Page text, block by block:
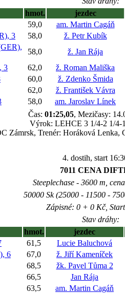
hmot. jezdec
59,0 am. Martin Cagáň
3 58,0 ž. Petr Kubík
58,0 ž. Jan Rája
3 62,0 ž. Roman Mališka
60,0 ž. Zdenko Šmida
62,0 ž. František Vávra
58,0 am. Jaroslav Línek
Čas: 01:25,05, Mezičasy:
Výrok: LEHCE 3 1/4-2 1/4-
Zámrsk, Trenér: Horáková
4. dostih, start
7011 CENA
Steeplechase - 3600 m,
50000 Sk (25000 - 11500 -
Zápisné: 0 + 0 Kč,
Stav dráhy:
hmot. jezdec
61,5 Lucie Baluchová
6 67,0 ž. Jiří Kameníček
68,5 žk. Pavel Tůma 2
66,5 Jan Rája
63,5 am. Martin Cagáň